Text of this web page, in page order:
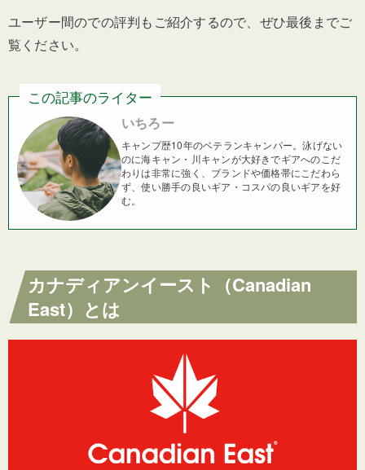
ユーザー間のでの評判もご紹介するので、ぜひ最後までご
覧ください。
この記事のライター
いちろー
キャンプ歴10年のベテランキャンパー。泳げない
のに海キャン・川キャンが大好きでギアへのこだ
わりは非常に強く、ブランドや価格帯にこだわら
ず、使い勝手の良いギア・コスパの良いギアを好
む。
カナディアンイースト（Canadian
East）とは